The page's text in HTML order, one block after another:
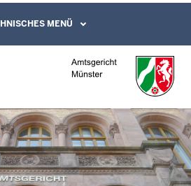
Sitzungstermine
MENÜ